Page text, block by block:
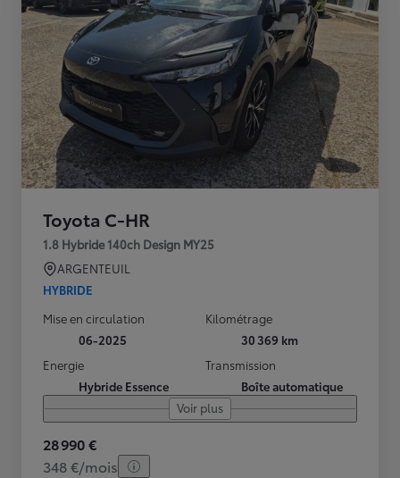
Toyota C-HR
1.8 Hybride 140ch Design MY25
ARGENTEUIL
HYBRIDE
Mise en circulation
06-2025
Kilométrage
30 369 km
Energie
Hybride Essence
Transmission
Boîte automatique
Voir plus
28 990 €
348 €/mois